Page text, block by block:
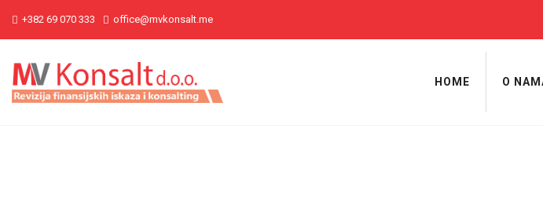
+382 69 070 333 office@mvkonsalt.me
HOME O